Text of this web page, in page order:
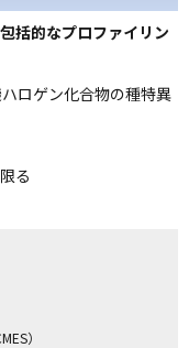
括的なプロファイリン
ロゲン化合物の種特異
る
）